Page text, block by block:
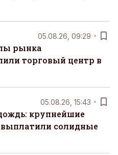
05.08.26, 09:29
рынка
торговый центр в
05.08.26, 15:43
крупнейшие
выплатили солидные